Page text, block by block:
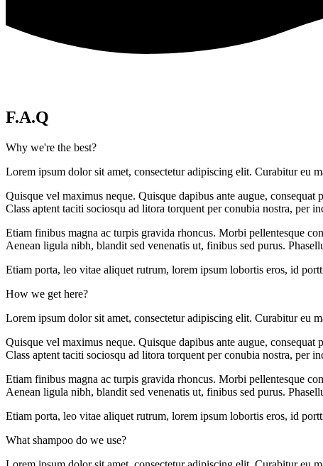
F.A.Q
Why we're the best?
Lorem ipsum dolor sit amet, consectetur adipiscing elit. Curabitur eu
Quisque vel maximus neque. Quisque dapibus ante augue,
Class aptent taciti sociosqu ad litora torquent per conubia nostra, per
Etiam finibus magna ac turpis gravida rhoncus. Morbi pellentesque
Aenean ligula nibh, blandit sed venenatis ut, finibus sed purus.
Etiam porta, leo vitae aliquet rutrum, lorem ipsum lobortis eros, id
How we get here?
Lorem ipsum dolor sit amet, consectetur adipiscing elit. Curabitur eu
Quisque vel maximus neque. Quisque dapibus ante augue,
Class aptent taciti sociosqu ad litora torquent per conubia nostra, per
Etiam finibus magna ac turpis gravida rhoncus. Morbi pellentesque
Aenean ligula nibh, blandit sed venenatis ut, finibus sed purus.
Etiam porta, leo vitae aliquet rutrum, lorem ipsum lobortis eros, id
What shampoo do we use?